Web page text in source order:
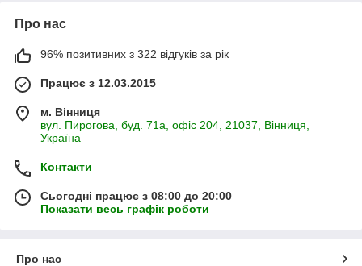
Про нас
96% позитивних з 322 відгуків за рік
Працює з 12.03.2015
м. Вінниця
вул. Пирогова, буд. 71а, офіс 204, 21037, Вінниця,
Україна
Контакти
Сьогодні працює з 08:00 до 20:00
Показати весь графік роботи
Про нас